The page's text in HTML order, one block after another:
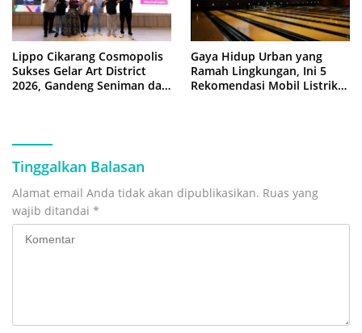
Lippo Cikarang Cosmopolis
Sukses Gelar Art District
2026, Gandeng Seniman dan
Gaya Hidup Urban yang
Ramah Lingkungan, Ini 5
Rekomendasi Mobil Listrik
Tinggalkan Balasan
Alamat email Anda tidak akan dipublikasikan. Ruas yang
wajib ditandai *